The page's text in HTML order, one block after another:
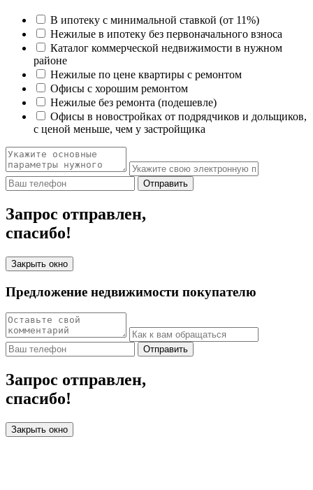
В ипотеку с минимальной ставкой (от 11%)
Нежилые в ипотеку без первоначального взноса
Каталог коммерческой недвижимости в нужном
районе
Нежилые по цене квартиры с ремонтом
Офисы с хорошим ремонтом
Нежилые без ремонта (подешевле)
Офисы в новостройках от подрядчиков и дольщиков,
с ценой меньше, чем у застройщика
Отправить
Запрос отправлен,
спасибо!
Закрыть окно
Предложение недвижимости покупателю
Отправить
Запрос отправлен,
спасибо!
Закрыть окно